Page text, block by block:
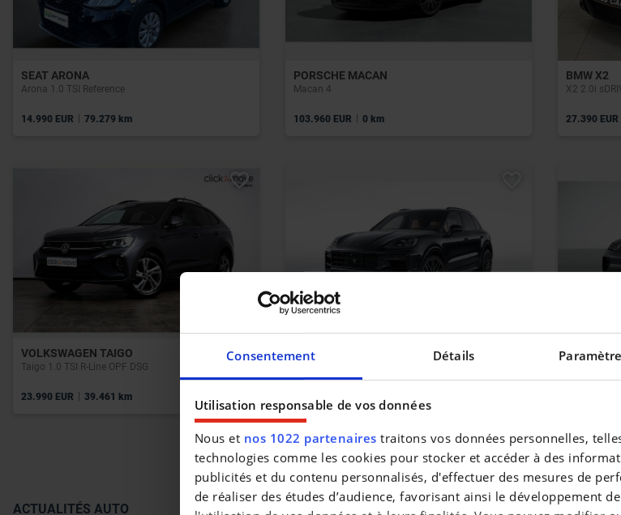
Consentement Détails
Utilisation responsable de vos données
Nous et nos 1022 partenaires traitons vos données personnelles,
technologies comme les cookies pour stocker et accéder à des
publicités et du contenu personnalisés, d'effectuer des mesures de
de réaliser des études d’audience, favorisant ainsi le développement
SEAT ARONA
Arona 1.0 TSI Reference
14.990 EUR | 79.279 km
PORSCHE MACAN
Macan 4
103.960 EUR | 0 km
BMW X2
27.390 EUR
VOLKSWAGEN TAIGO
Taigo 1.0 TSI R-Line OPF DSG
23.990 EUR | 39.461 km
PORSCHE CAYENNE
ACTUALITÉS AUTO